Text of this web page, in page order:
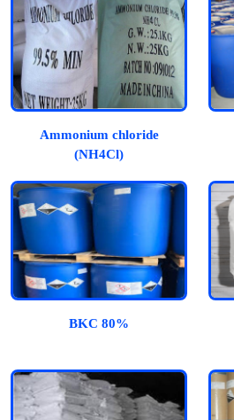
Ammonium chloride
(NH4Cl)
BKC 80%